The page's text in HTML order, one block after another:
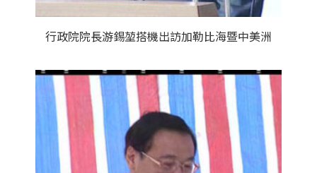
行政院院長游錫堃搭機出訪加勒比海暨中美洲